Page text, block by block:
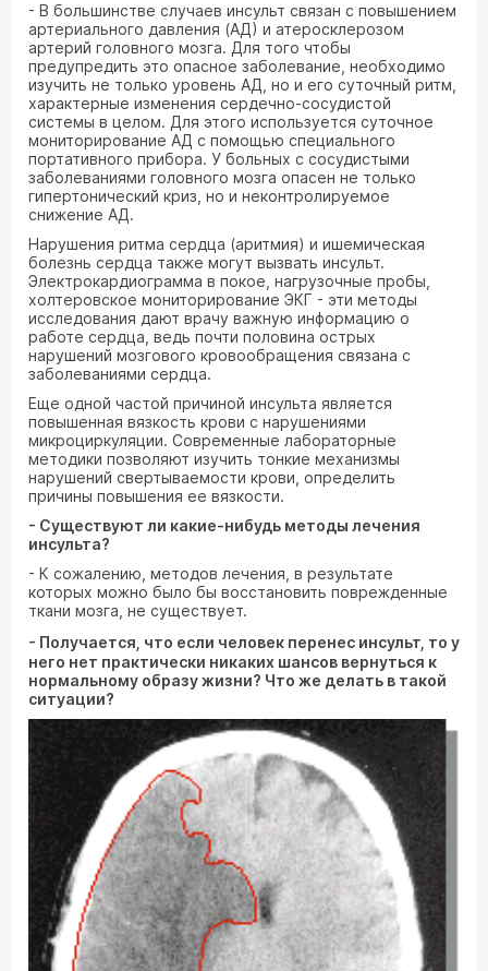
- В большинстве случаев инсульт связан с повышением
артериального давления (АД) и атеросклерозом
артерий головного мозга. Для того чтобы
предупредить это опасное заболевание, необходимо
изучить не только уровень АД, но и его суточный ритм,
характерные изменения сердечно-сосудистой
системы в целом. Для этого используется суточное
мониторирование АД с помощью специального
портативного прибора. У больных с сосудистыми
заболеваниями головного мозга опасен не только
гипертонический криз, но и неконтролируемое
снижение АД.
Нарушения ритма сердца (аритмия) и ишемическая
болезнь сердца также могут вызвать инсульт.
Электрокардиограмма в покое, нагрузочные пробы,
холтеровское мониторирование ЭКГ - эти методы
исследования дают врачу важную информацию о
работе сердца, ведь почти половина острых
нарушений мозгового кровообращения связана с
заболеваниями сердца.
Еще одной частой причиной инсульта является
повышенная вязкость крови с нарушениями
микроциркуляции. Современные лабораторные
методики позволяют изучить тонкие механизмы
нарушений свертываемости крови, определить
причины повышения ее вязкости.
- Существуют ли какие-нибудь методы лечения
инсульта?
- К сожалению, методов лечения, в результате
которых можно было бы восстановить поврежденные
ткани мозга, не существует.
- Получается, что если человек перенес инсульт, то у
него нет практически никаких шансов вернуться к
нормальному образу жизни? Что же делать в такой
ситуации?